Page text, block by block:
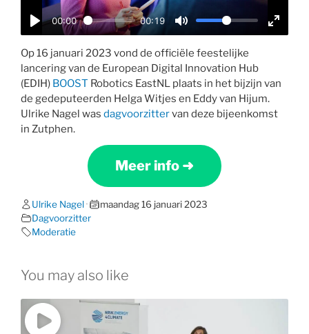
P
l
a
y
00:00 00:19
M
u
t
e
E
e
f
a
y
Op 16 januari 2023 vond de officiële feestelijke
lancering van de European Digital Innovation Hub
(EDIH) BOOST Robotics EastNL plaats in het bijzijn van
de gedeputeerden Helga Witjes en Eddy van Hijum.
Ulrike Nagel was dagvoorzittervan deze bijeenkomst
in Zutphen.
Meer info ➜
Ulrike Nagel •
maandag 16 januari 2023
Dagvoorzitter
Moderatie
You may also like